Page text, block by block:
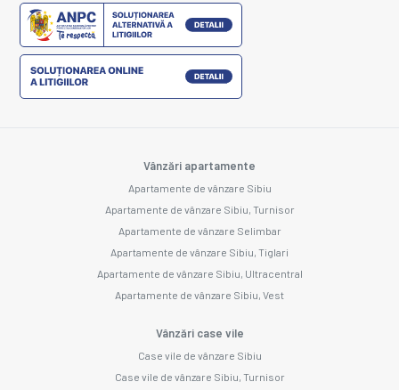
Vânzări apartamente
Apartamente de vânzare Sibiu
Apartamente de vânzare Sibiu, Turnisor
Apartamente de vânzare Selimbar
Apartamente de vânzare Sibiu, Tiglari
Apartamente de vânzare Sibiu, Ultracentral
Apartamente de vânzare Sibiu, Vest
Vânzări case vile
Case vile de vânzare Sibiu
Case vile de vânzare Sibiu, Turnisor